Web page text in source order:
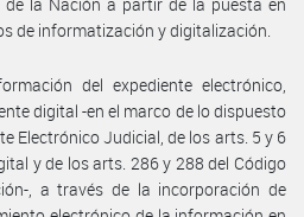
de informatización y digitalización.
del expediente electrónico,
digital -en el marco de lo dispuesto
Electrónico Judicial, de los arts. 5 y 6
y de los arts. 286 y 288 del Código
, a través de la incorporación de